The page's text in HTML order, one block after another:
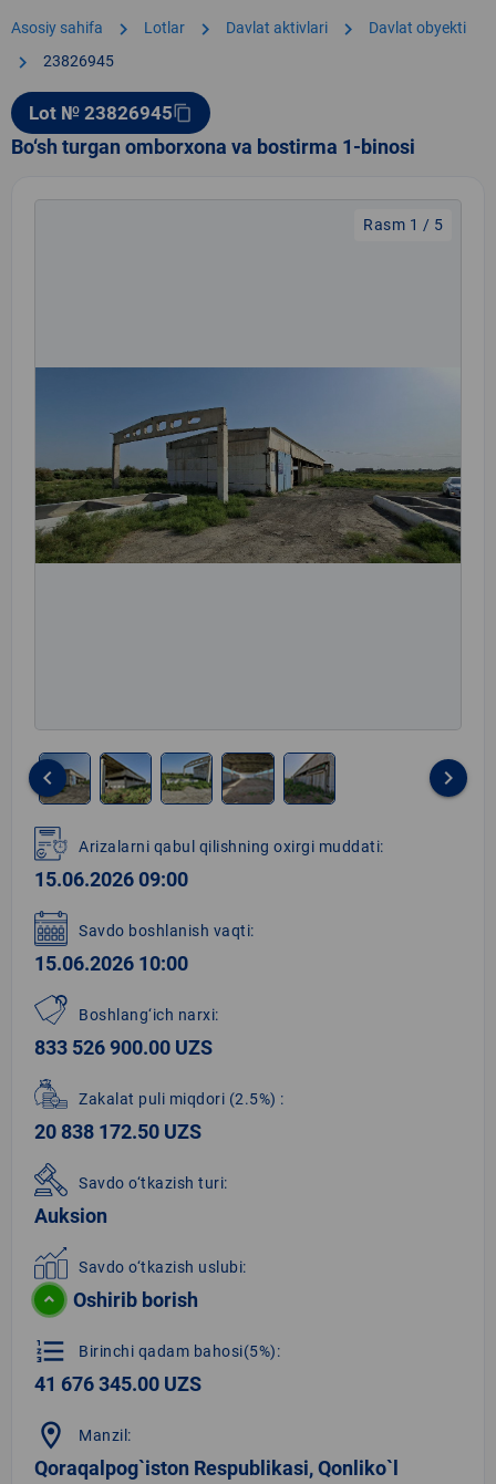
Asosiy sahifa chevron_right Lotlar chevron_right Davlat aktivlari chevron_right Davlat obyekti
chevron_right 23826945
Lot № 23826945content_copy
Bo‘sh turgan omborxona va bostirma 1-binosi
Rasm 1 / 5
1
of
5
keyboard_arrow_left keyboard_arrow_right
Arizalarni qabul qilishning oxirgi muddati:
15.06.2026 09:00
Savdo boshlanish vaqti:
15.06.2026 10:00
Boshlang‘ich narxi:
833 526 900.00 UZS
Zakalat puli miqdori (2.5%) :
20 838 172.50 UZS
Savdo o‘tkazish turi:
Auksion
Savdo o‘tkazish uslubi:
Oshirib borish
format_list_numbered Birinchi qadam bahosi(5%):
41 676 345.00 UZS
location_on Manzil:
Qoraqalpog`iston Respublikasi, Qonliko`l